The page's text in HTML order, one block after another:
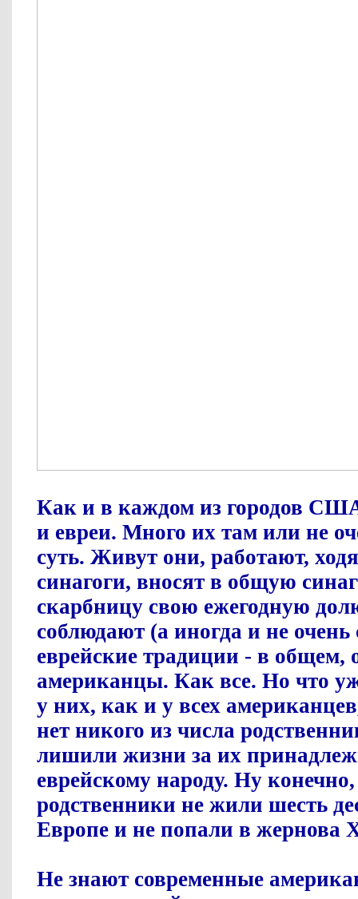
Как и в каждом из городов
и евреи. Много их там или не
суть. Живут они, работают,
синагоги, вносят в общую
скарбницу свою ежегодную
соблюдают (а иногда и не
еврейские традиции - в
американцы. Как все. Но что
у них, как и у всех
нет никого из числа
лишили жизни за их
еврейскому народу. Ну
родственники не жили шесть
Европе и не попали в жернова
Не знают современные